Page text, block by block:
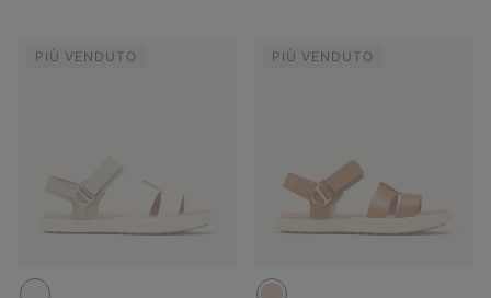
PIÙ VENDUTO PIÙ VENDUTO